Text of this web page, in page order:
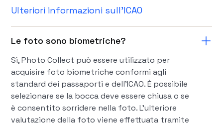
Ulteriori informazioni sull'ICAO
Le foto sono biometriche?
Sì, Photo Collect può essere utilizzato per
acquisire foto biometriche conformi agli
standard dei passaporti e dell'ICAO. È possibile
selezionare se la bocca deve essere chiusa o se
è consentito sorridere nella foto. L'ulteriore
valutazione della foto viene effettuata tramite